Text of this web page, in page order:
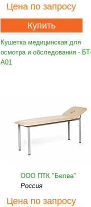
Цена по запросу
Купить
Кушетка медицинская для
осмотра и обследования -
А01
ООО ПТК "Белва"
Россия
Цена по запросу